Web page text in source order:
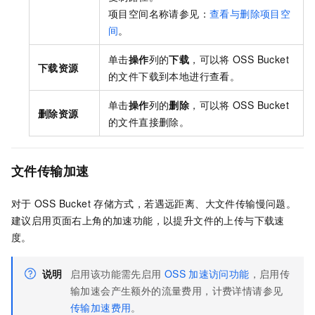
项目空间名称请参见： 查看与删除项目空
间。
下载资源
单击操作列的下载 ，可以将 OSS Bucket
的文件下载到本地进行查看。
删除资源
单击操作列的删除 ，可以将 OSS Bucket
的文件直接删除。
文件传输加速
对于 OSS Bucket 存储方式，若遇远距离、大文件传输慢问题。
建议启用页面右上角的加速功能，以提升文件的上传与下载速
度。
说明 启用该功能需先启用 OSS 加速访问功能 ，启用传
输加速会产生额外的流量费用，计费详情请参见
传输加速费用。